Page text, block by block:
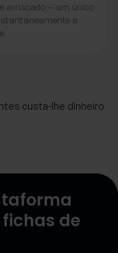
arriscado — um único
a
custa-lhe dinheiro
de